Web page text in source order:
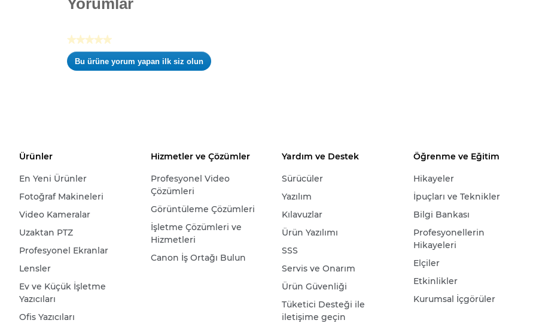
Yorumlar
★★★★★
Değerlendirme
değeriBu ürüne yorum yapan ilk siz olun
.
Ürünler
En Yeni Ürünler
Fotoğraf Makineleri
Video Kameralar
Uzaktan PTZ
Profesyonel Ekranlar
Lensler
Ev ve Küçük İşletme
Yazıcıları
Ofis Yazıcıları
Hizmetler ve Çözümler
Profesyonel Video
Çözümleri
Görüntüleme Çözümleri
İşletme Çözümleri ve
Hizmetleri
Canon İş Ortağı Bulun
Yardım ve Destek
Sürücüler
Yazılım
Kılavuzlar
Ürün Yazılımı
SSS
Servis ve Onarım
Ürün Güvenliği
Tüketici Desteği ile
iletişime geçin
Öğrenme ve Eğitim
Hikayeler
İpuçları ve Teknikler
Bilgi Bankası
Profesyonellerin
Hikayeleri
Elçiler
Etkinlikler
Kurumsal İçgörüler